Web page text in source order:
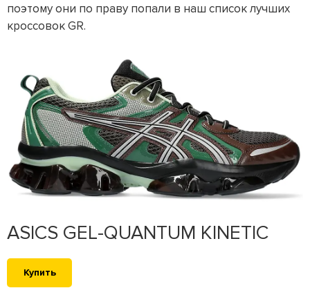
поэтому они по праву попали в наш список лучших
кроссовок GR.
ASICS GEL-QUANTUM KINETIC
Купить